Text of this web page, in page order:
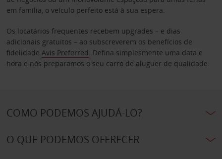
em família, o veículo perfeito está à sua espera.
Os locatários frequentes recebem upgrades – e dias
adicionais gratuitos – ao subscreverem os benefícios de
fidelidade Avis Preferred. Defina simplesmente uma data e
hora e nós preparamos o seu carro de aluguer de qualidade.
COMO PODEMOS AJUDÁ-LO?
O QUE PODEMOS OFERECER